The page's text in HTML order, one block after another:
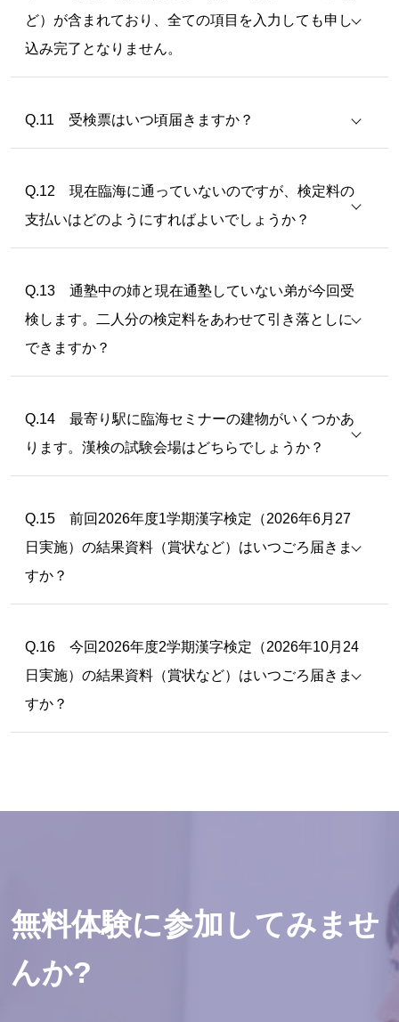
ど）が含まれており、全ての項目を入力しても申し
込み完了となりません。
Q.11 受検票はいつ頃届きますか？
Q.12 現在臨海に通っていないのですが、検定料の
支払いはどのようにすればよいでしょうか？
Q.13 通塾中の姉と現在通塾していない弟が今回受
検します。二人分の検定料をあわせて引き落としに
できますか？
Q.14 最寄り駅に臨海セミナーの建物がいくつかあ
ります。漢検の試験会場はどちらでしょうか？
Q.15 前回2026年度1学期漢字検定（2026年6月27
日実施）の結果資料（賞状など）はいつごろ届きま
すか？
Q.16 今回2026年度2学期漢字検定（2026年10月24
日実施）の結果資料（賞状など）はいつごろ届きま
すか？
無料体験に参加してみませ
んか?